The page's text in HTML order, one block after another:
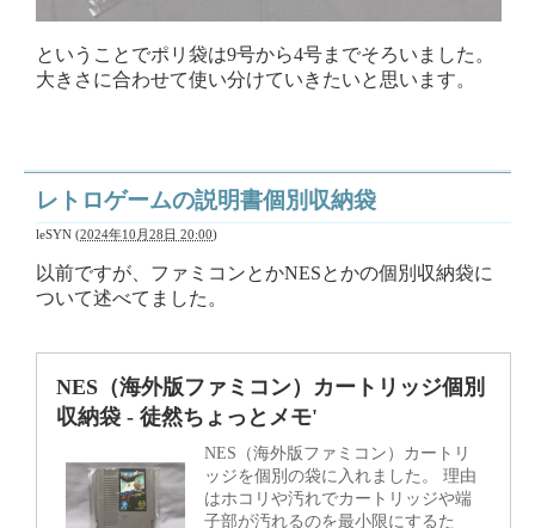
ということでポリ袋は9号から4号までそろいました。
大きさに合わせて使い分けていきたいと思います。
レトロゲームの説明書個別収納袋
leSYN (2024年10月28日 20:00)
以前ですが、ファミコンとかNESとかの個別収納袋に
ついて述べてました。
NES（海外版ファミコン）カートリッジ個別
収納袋 - 徒然ちょっとメモ'
NES（海外版ファミコン）カートリ
ッジを個別の袋に入れました。 理由
はホコリや汚れでカートリッジや端
子部が汚れるのを最小限にするた